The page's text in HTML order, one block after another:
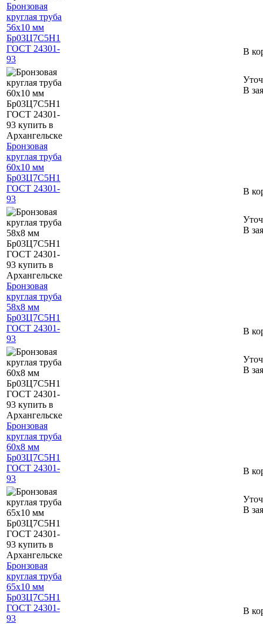
Бронзовая
круглая труба
56х10 мм
Бр03Ц7С5Н1
ГОСТ 24301-
93
В
Бронзовая
круглая труба
60х10 мм
Бр03Ц7С5Н1
ГОСТ 24301-
93
В
В
Бронзовая
круглая труба
58х8 мм
Бр03Ц7С5Н1
ГОСТ 24301-
93
В
В
Бронзовая
круглая труба
60х8 мм
Бр03Ц7С5Н1
ГОСТ 24301-
93
В
В
Бронзовая
круглая труба
65х10 мм
Бр03Ц7С5Н1
ГОСТ 24301-
93
В
В